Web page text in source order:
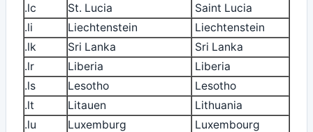
.lc
St. Lucia
Saint Lucia
.li
Liechtenstein
Liechtenstein
.lk
Sri Lanka
Sri Lanka
.lr
Liberia
Liberia
.ls
Lesotho
Lesotho
.lt
Litauen
Lithuania
.lu
Luxemburg
Luxembourg